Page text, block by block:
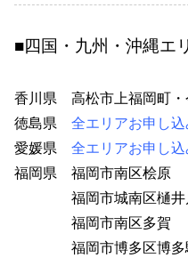
■四国・九州・沖縄エ
香川県 高松市上福岡町・
徳島県
全エリアお申し
愛媛県
全エリアお申し
福岡県 福岡市南区桧原
福岡市城南区樋井川
福岡市南区多賀
福岡市博多区博多